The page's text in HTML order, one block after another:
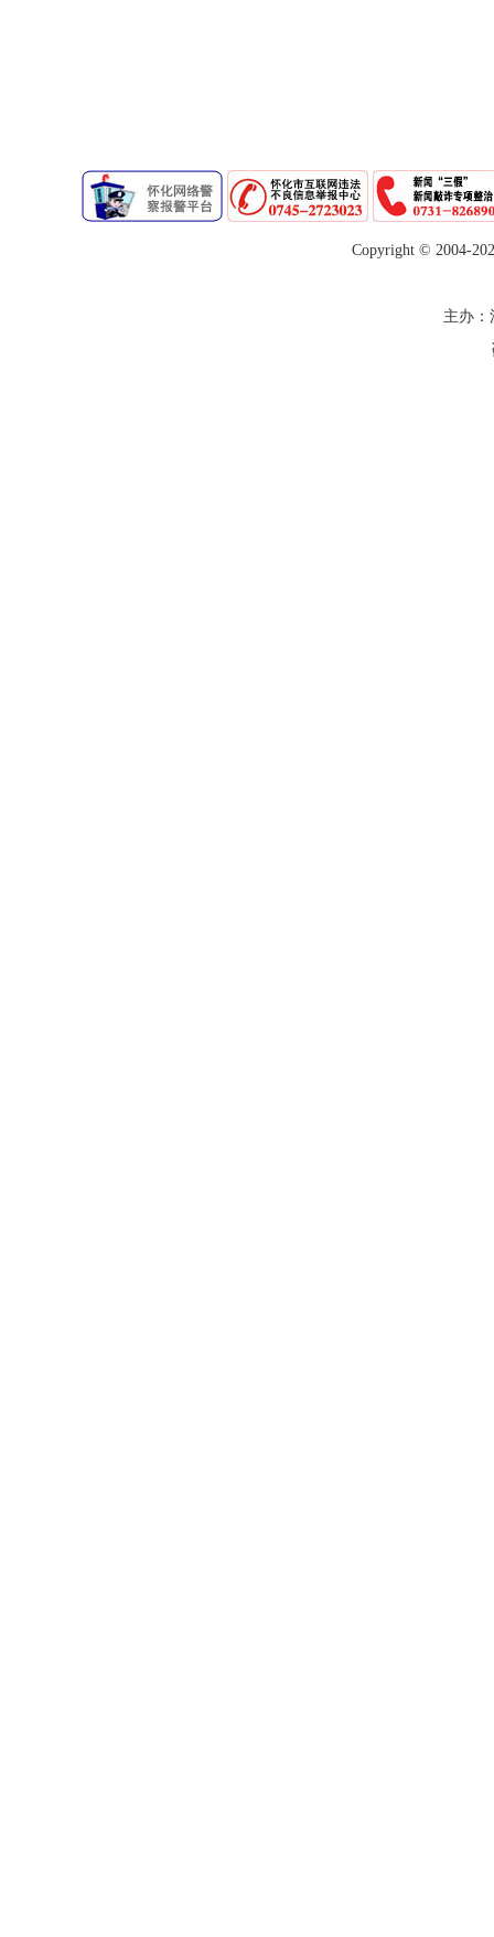
Copyright © 2004-
主办：